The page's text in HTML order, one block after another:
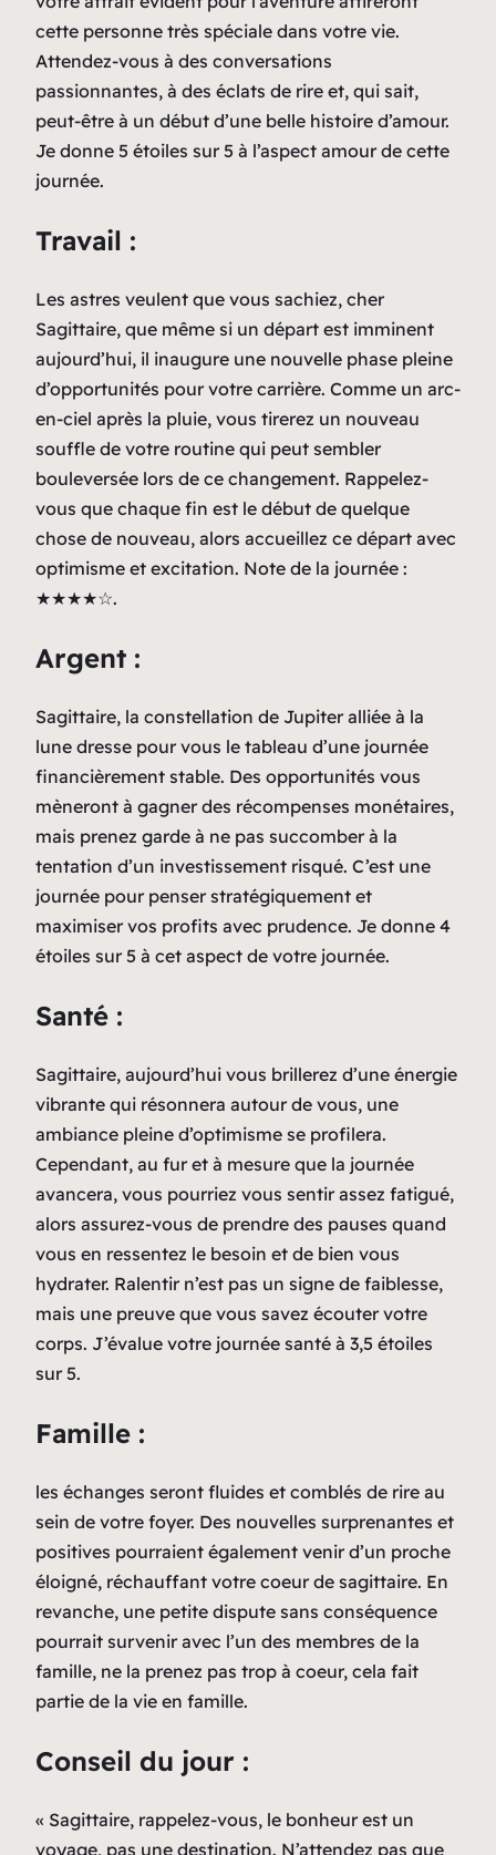
cette personne très spéciale dans votre vie.
Attendez-vous à des conversations
passionnantes, à des éclats de rire et, qui sait,
peut-être à un début d’une belle histoire d’amour.
Je donne 5 étoiles sur 5 à l’aspect amour de cette
journée.
Travail :
Les astres veulent que vous sachiez, cher
Sagittaire, que même si un départ est imminent
aujourd’hui, il inaugure une nouvelle phase pleine
d’opportunités pour votre carrière. Comme un arc-
en-ciel après la pluie, vous tirerez un nouveau
souffle de votre routine qui peut sembler
bouleversée lors de ce changement. Rappelez-
vous que chaque fin est le début de quelque
chose de nouveau, alors accueillez ce départ avec
optimisme et excitation. Note de la journée :
★★★★☆.
Argent :
Sagittaire, la constellation de Jupiter alliée à la
lune dresse pour vous le tableau d’une journée
financièrement stable. Des opportunités vous
mèneront à gagner des récompenses monétaires,
mais prenez garde à ne pas succomber à la
tentation d’un investissement risqué. C’est une
journée pour penser stratégiquement et
maximiser vos profits avec prudence. Je donne 4
étoiles sur 5 à cet aspect de votre journée.
Santé :
Sagittaire, aujourd’hui vous brillerez d’une énergie
vibrante qui résonnera autour de vous, une
ambiance pleine d’optimisme se profilera.
Cependant, au fur et à mesure que la journée
avancera, vous pourriez vous sentir assez fatigué,
alors assurez-vous de prendre des pauses quand
vous en ressentez le besoin et de bien vous
hydrater. Ralentir n’est pas un signe de faiblesse,
mais une preuve que vous savez écouter votre
corps. J’évalue votre journée santé à 3,5 étoiles
sur 5.
Famille :
les échanges seront fluides et comblés de rire au
sein de votre foyer. Des nouvelles surprenantes et
positives pourraient également venir d’un proche
éloigné, réchauffant votre coeur de sagittaire. En
revanche, une petite dispute sans conséquence
pourrait survenir avec l’un des membres de la
famille, ne la prenez pas trop à coeur, cela fait
partie de la vie en famille.
Conseil du jour :
« Sagittaire, rappelez-vous, le bonheur est un
voyage, pas une destination. N’attendez pas que